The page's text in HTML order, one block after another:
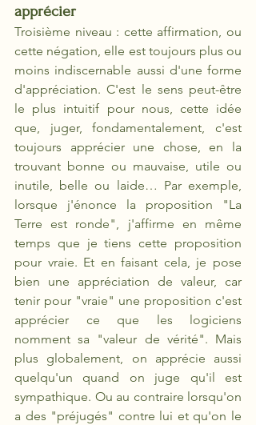
apprécier
Troisième niveau : cette affirmation, ou
cette négation, elle est toujours plus ou
moins indiscernable aussi d'une forme
d'appréciation. C'est le sens peut-être
le plus intuitif pour nous, cette idée
que, juger, fondamentalement, c'est
toujours apprécier une chose, en la
trouvant bonne ou mauvaise, utile ou
inutile, belle ou laide… Par exemple,
lorsque j'énonce la proposition "La
Terre est ronde", j'affirme en même
temps que je tiens cette proposition
pour vraie. Et en faisant cela, je pose
bien une appréciation de valeur, car
tenir pour "vraie" une proposition c'est
apprécier ce que les logiciens
nomment sa "valeur de vérité". Mais
plus globalement, on apprécie aussi
quelqu'un quand on juge qu'il est
sympathique. Ou au contraire lorsqu'on
a des "préjugés" contre lui et qu'on le